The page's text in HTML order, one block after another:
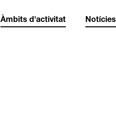
Àmbits d'activitat Notícies